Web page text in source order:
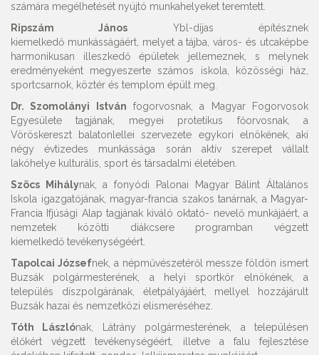
számára megélhetését nyújtó munkahelyeket teremtett.
Ripszám János Ybl-díjas építésznek
kiemelkedő munkásságáért, melyet a tájba, város- és utcaképbe
harmonikusan illeszkedő épületek jellemeznek, s melynek
eredményeként megyeszerte számos iskola, közösségi ház,
sportcsarnok, köztér és templom épült meg.
Dr. Szomolányi István fogorvosnak, a Magyar Fogorvosok
Egyesülete tagjának, megyei protetikus főorvosnak, a
Vöröskereszt balatonlellei szervezete egykori elnökének, aki
négy évtizedes munkássága során aktív szerepet vállalt
lakóhelye kulturális, sport és társadalmi életében.
Szõcs Mihálynak, a fonyódi Palonai Magyar Bálint Általános
Iskola igazgatójának, magyar-francia szakos tanárnak, a Magyar-
Francia Ifjúsági Alap tagjának kiváló oktató- nevelő munkájáért, a
nemzetek közötti diákcsere programban végzett
kiemelkedő tevékenységéért.
Tapolcai Józsefnek, a népművészetéről messze földön ismert
Buzsák polgármesterének, a helyi sportkör elnökének, a
település díszpolgárának, életpályájáért, mellyel hozzájárult
Buzsák hazai és nemzetközi elismeréséhez.
Tóth Lászlónak, Látrány polgármesterének, a településen
élőkért végzett tevékenységéért, illetve a falu fejlesztése